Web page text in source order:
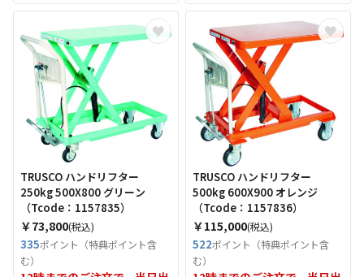
TRUSCO ハンドリフター
250kg 500X800 グリーン
（Tcode：1157835）
￥73,800(税込)
335ポイント（特典ポイント含
む）
TRUSCO ハンドリフター
500kg 600X900 オレンジ
（Tcode：1157836）
￥115,000(税込)
522ポイント（特典ポイント含
む）